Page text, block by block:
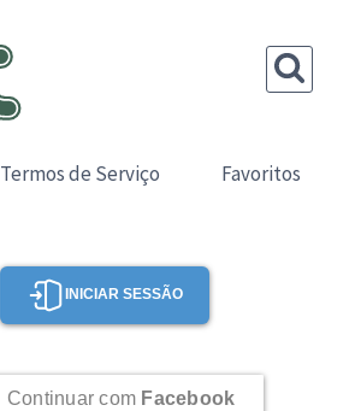
Termos de Serviço Favoritos
INICIAR SESSÃO
Continuar com Facebook